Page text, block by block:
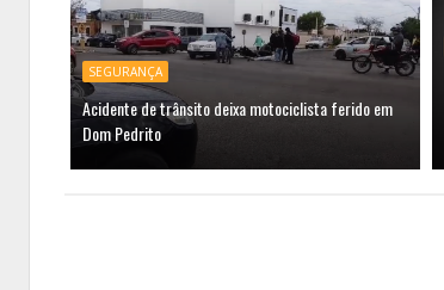
SEGURANÇA
Acidente de trânsito deixa motociclista ferido em
Dom Pedrito